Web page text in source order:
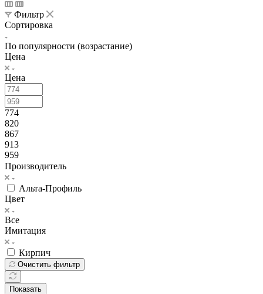
Фильтр
Сортировка
По популярности (возрастание)
Цена
Цена
774
820
867
913
959
Производитель
Альта-Профиль
Цвет
Все
Имитация
Кирпич
Очистить фильтр
Показать